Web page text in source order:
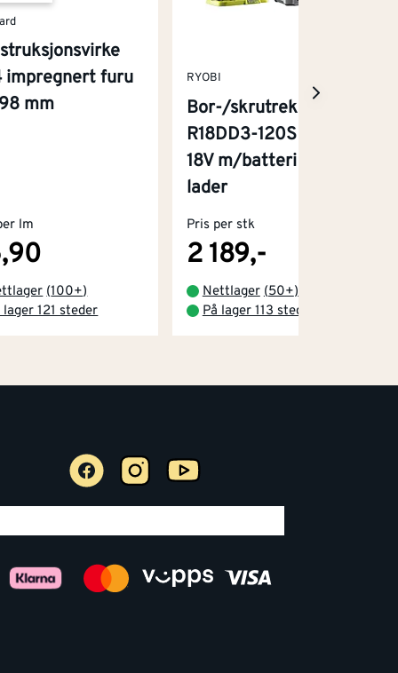
impregnert furu
mm
lm
(100+)
lager 121 steder
RYOBI
Bor-/skrutrekker
R18DD3-120S One+
18V m/batteri og
lader
Pris per stk
2 189,-
Nettlager (50+)
På lager 113 steder